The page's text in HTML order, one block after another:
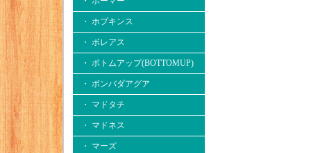
・ ホプキンス
・ ボレアス
・ ボトムアップ(BOTTOMUP)
・ ボンバダアグア
・ マドタチ
・ マドネス
・ マーズ